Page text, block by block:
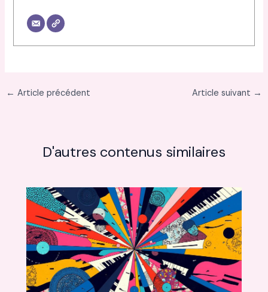
← Article précédent Article suivant →
D'autres contenus similaires